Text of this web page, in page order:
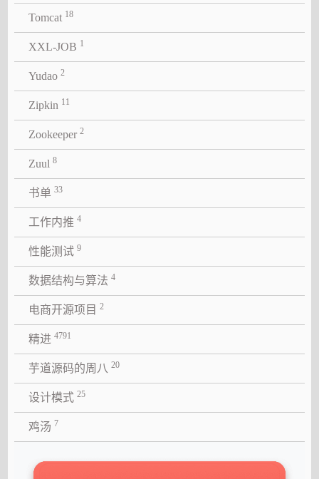
Tomcat 18
XXL-JOB 1
Yudao 2
Zipkin 11
Zookeeper 2
Zuul 8
书单 33
工作内推 4
性能测试 9
数据结构与算法 4
电商开源项目 2
精进 4791
芋道源码的周八 20
设计模式 25
鸡汤 7